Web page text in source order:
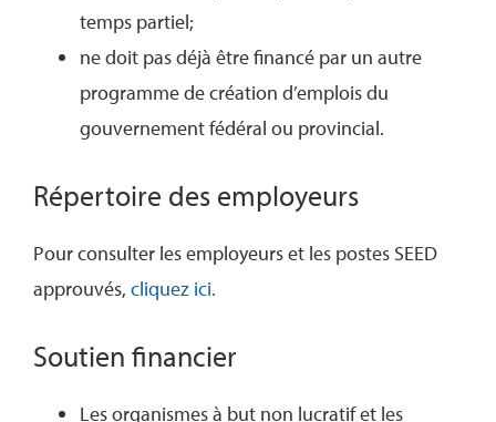
temps partiel;
ne doit pas déjà être financé par un autre
programme de création d’emplois du
gouvernement fédéral ou provincial.
Répertoire des employeurs
Pour consulter les employeurs et les postes SEED
approuvés, cliquez ici.
Soutien financier
Les organismes à but non lucratif et les